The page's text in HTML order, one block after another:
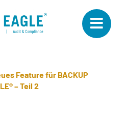
Feature für BACKUP
– Teil 2